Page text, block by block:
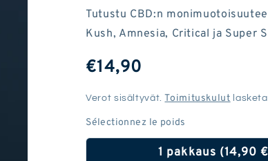
Tutustu CBD:n
Kush, Amnesia, Critical ja Super
Tavallinen
hinta
€14,90
Verot sisältyvät.Toimituskulut
1 pakkaus (14,90